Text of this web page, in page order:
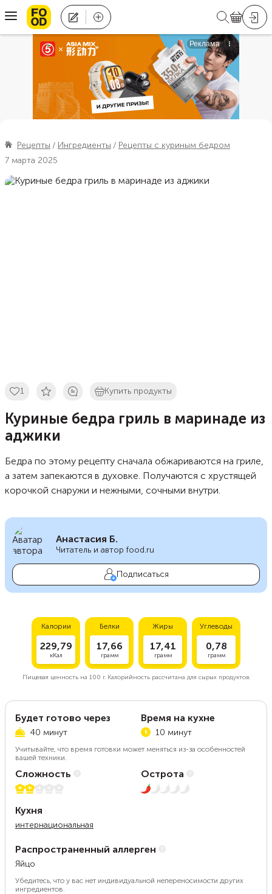
Рецепты Ингредиенты
Рецепты с куриным бедром
7 марта 2025
1 Купить продукты
Куриные бедра гриль в маринаде из
аджики
Бедра по этому рецепту сначала обжариваются на гриле,
а затем запекаются в духовке. Получаются с хрустящей
корочкой снаружи и нежными, сочными внутри.
Анастасия Б.
Читатель и автор food.ru
Подписаться
Калории
229,79
кКал
Белки
17,66
грамм
Жиры
17,41
грамм
Углеводы
0,78
грамм
Пищевая ценность на 100 г.Калорийность рассчитана для сырых продуктов.
Будет готово через
40 минут
Время на кухне
10 минут
Учитывайте, что время готовки может меняться из-за особенностей
вашей техники.
Сложность
2 из 5
Острота
1 из 5
Кухня
интернациональная
Распространенный аллерген
Яйцо
Убедитесь, что у вас нет индивидуальной непереносимости других
ингредиентов.